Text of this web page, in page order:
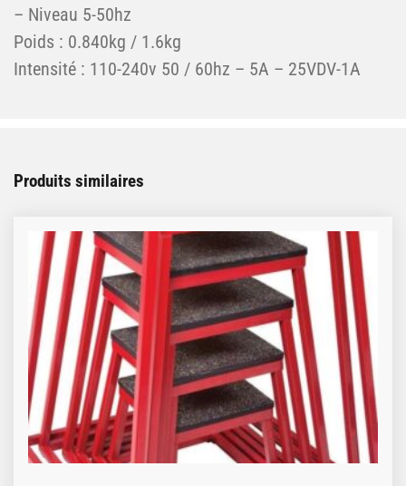
– Niveau 5-50hz
Poids : 0.840kg / 1.6kg
Intensité : 110-240v 50 / 60hz – 5A – 25VDV-1A
Produits similaires
Ce produit a plusieurs variations. Les options